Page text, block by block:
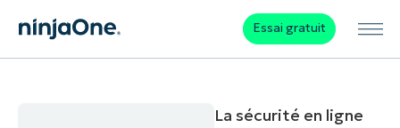
Essai gratuit
La sécurité en ligne